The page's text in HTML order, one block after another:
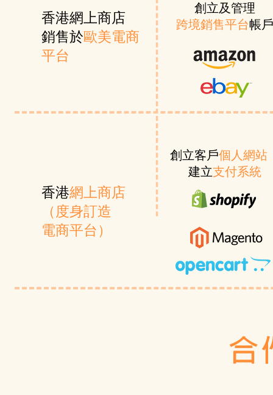
香港網上商店
銷售於歐美電商
平台
創立及管理
跨境銷售平台帳戶
創立客戶個人網站
建立支付系統
香港網上商店
（度身訂造
電商平台）
合